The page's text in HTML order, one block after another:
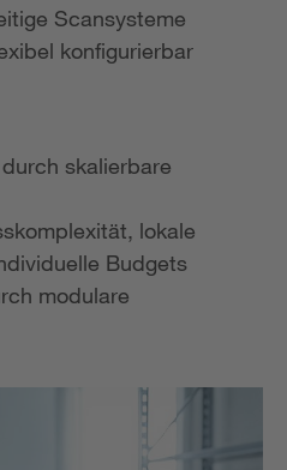
Scansysteme
konfigurierbar
skalierbare
lokale
Budgets
modulare